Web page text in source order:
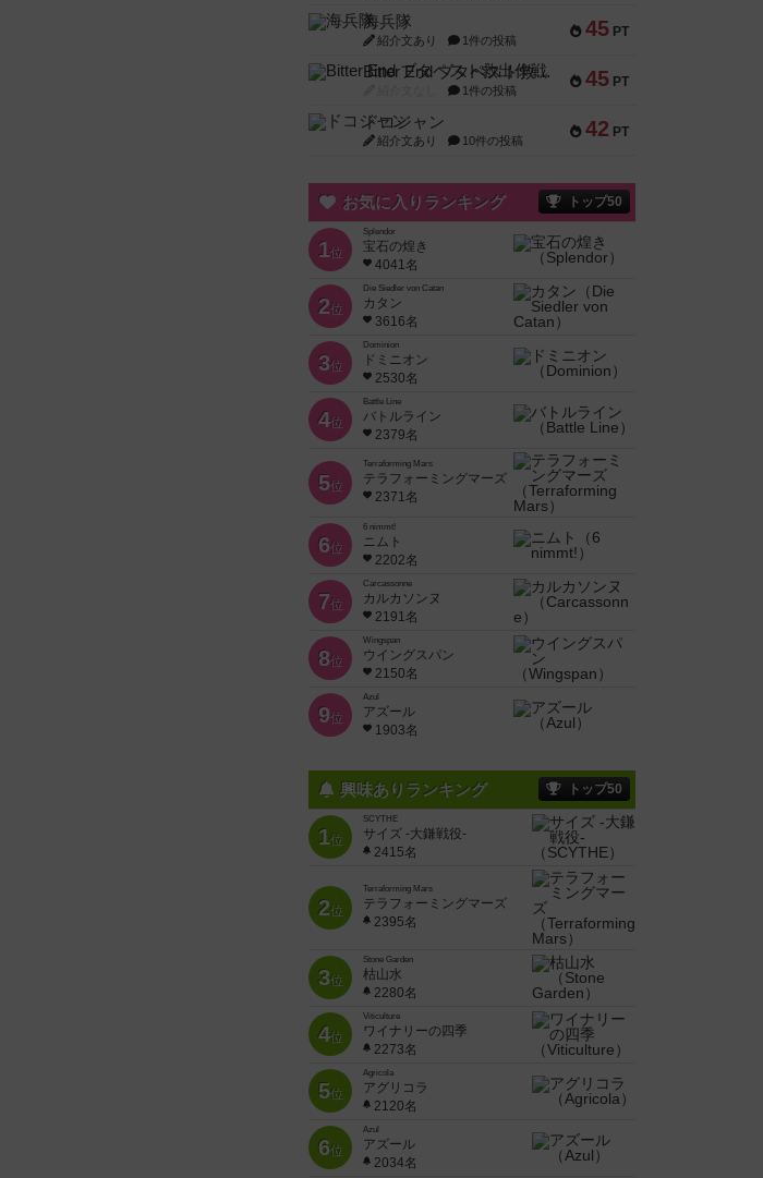
45 PT
海兵隊
紹介文あり 1件の投稿
45 PT
Bitter End ブタペスト救出作戦
1件の投稿
42 PT
ドコジャン
紹介文あり 10件の投稿
お気に入りランキング トップ50
1位
Splendor
宝石の煌き
4041名
2位
Die Siedler von Catan
カタン
3616名
3位
Dominion
ドミニオン
2530名
4位
Battle Line
バトルライン
2379名
5位
Terraforming Mars
テラフォーミングマーズ
2371名
6位
6 nimmt!
ニムト
2202名
7位
Carcassonne
カルカソンヌ
2191名
8位
Wingspan
ウイングスパン
2150名
9位
Azul
アズール
1903名
興味ありランキング トップ50
1位
SCYTHE
サイズ -大鎌戦役-
2415名
2位
Terraforming Mars
テラフォーミングマーズ
2395名
3位
Stone Garden
枯山水
2280名
4位
Viticulture
ワイナリーの四季
2273名
5位
Agricola
アグリコラ
2120名
6位
Azul
アズール
2034名